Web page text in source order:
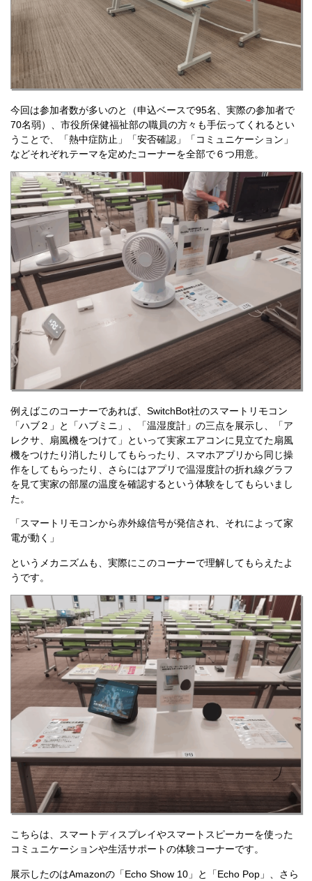
今回は参加者数が多いのと（申込ベースで95名、実際の参加者で
70名弱）、市役所保健福祉部の職員の方々も手伝ってくれるとい
うことで、「熱中症防止」「安否確認」「コミュニケーション」
などそれぞれテーマを定めたコーナーを全部で６つ用意。
例えばこのコーナーであれば、SwitchBot社のスマートリモコン
「ハブ２」と「ハブミニ」、「温湿度計」の三点を展示し、「ア
レクサ、扇風機をつけて」といって実家エアコンに見立てた扇風
機をつけたり消したりしてもらったり、スマホアプリから同じ操
作をしてもらったり、さらにはアプリで温湿度計の折れ線グラフ
を見て実家の部屋の温度を確認するという体験をしてもらいまし
た。
「スマートリモコンから赤外線信号が発信され、それによって家
電が動く」
というメカニズムも、実際にこのコーナーで理解してもらえたよ
うです。
こちらは、スマートディスプレイやスマートスピーカーを使った
コミュニケーションや生活サポートの体験コーナーです。
展示したのはAmazonの「Echo Show 10」と「Echo Pop」、さら